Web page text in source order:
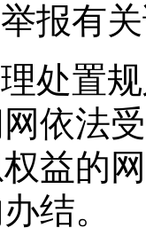
报有
理处置
依法
益的
结。